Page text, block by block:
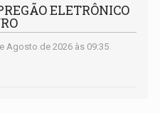
ELETRÔNICO
Agosto de 2026 às 09:35